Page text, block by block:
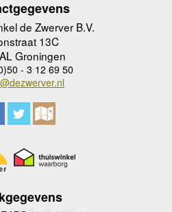
de Zwerver B.V.
13C
Groningen
- 3 12 69 50